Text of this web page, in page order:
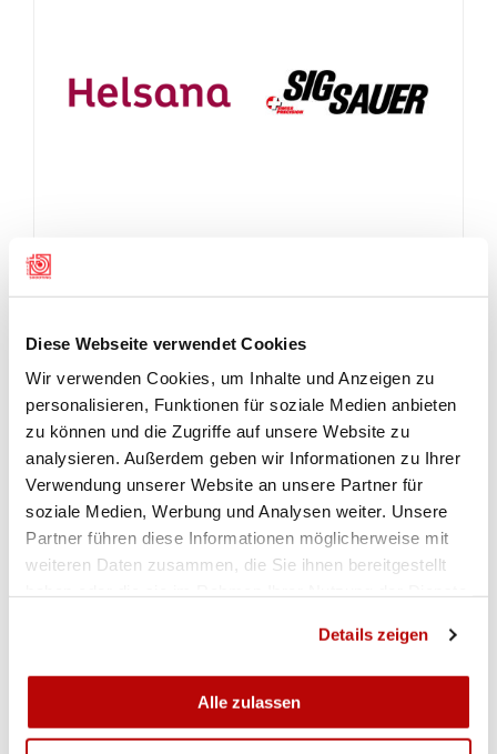
Diese Webseite verwendet Cookies
Wir verwenden Cookies, um Inhalte und Anzeigen zu
personalisieren, Funktionen für soziale Medien anbieten
zu können und die Zugriffe auf unsere Website zu
analysieren. Außerdem geben wir Informationen zu Ihrer
Verwendung unserer Website an unsere Partner für
soziale Medien, Werbung und Analysen weiter. Unsere
Partner führen diese Informationen möglicherweise mit
weiteren Daten zusammen, die Sie ihnen bereitgestellt
Details zeigen
Alle zulassen